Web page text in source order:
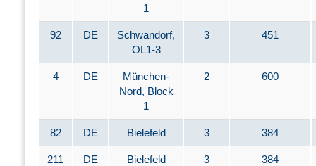
1
92 DE
Schwandorf,
OL1-3
3 451
4 DE
München-
Nord, Block
1
2 600
82 DE Bielefeld 3 384
211 DE Bielefeld 3 384